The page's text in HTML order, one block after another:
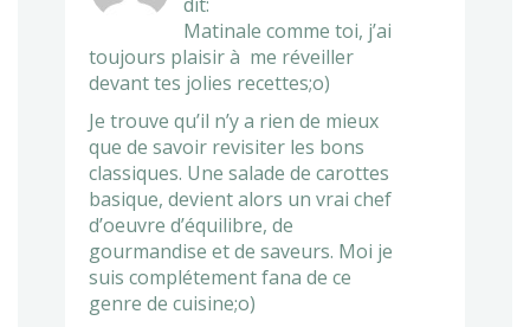
dit:
Matinale comme toi, j’ai
toujours plaisir à me réveiller
devant tes jolies recettes;o)
Je trouve qu’il n’y a rien de mieux
que de savoir revisiter les bons
classiques. Une salade de carottes
basique, devient alors un vrai chef
d’oeuvre d’équilibre, de
gourmandise et de saveurs. Moi je
suis complétement fana de ce
genre de cuisine;o)